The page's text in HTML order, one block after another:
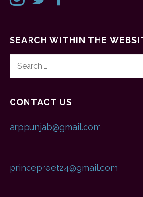
SEARCH WITHIN THE
FOR:
CONTACT US
arppunjab@gmail.com
princepreet24@gmail.com